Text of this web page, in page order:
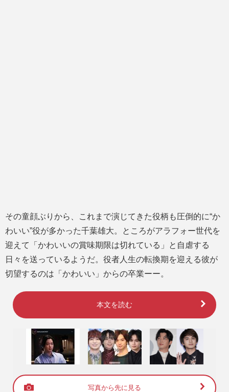
その童顔ぶりから、これまで演じてきた役柄も圧倒的に“か
わいい”役が多かった千葉雄大。ところがアラフォー世代を
迎えて「かわいいの賞味期限は切れている」と自虐する
日々を送っているようだ。役者人生の転換期を迎える彼が
切望するのは「かわいい」からの卒業ーー。
本文を読む
写真から先に見る